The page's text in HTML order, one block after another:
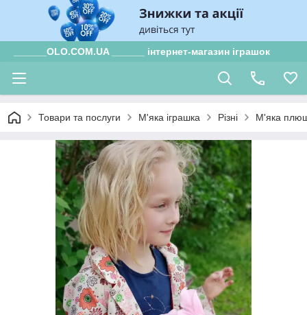
______OLO.COM.UA ______ інтернет-магазин іграшок
Товари та послуги М'яка іграшка Різні М'яка